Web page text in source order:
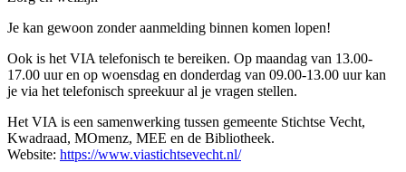
Je kan gewoon zonder aanmelding binnen komen lopen!
Ook is het VIA telefonisch te bereiken. Op maandag van 13.00-
17.00 uur en op woensdag en donderdag van 09.00-13.00 uur kan
je via het telefonisch spreekuur al je vragen stellen.
Het VIA is een samenwerking tussen gemeente Stichtse Vecht,
Kwadraad, MOmenz, MEE en de Bibliotheek.
Website: https://www.viastichtsevecht.nl/